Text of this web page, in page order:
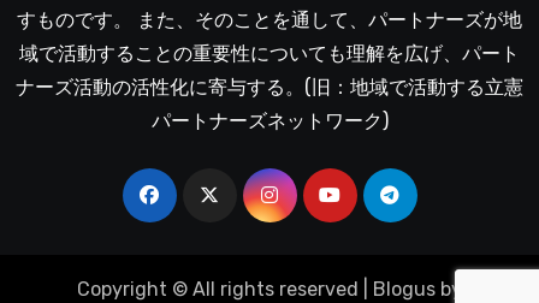
すものです。 また、そのことを通して、パートナーズが地
域で活動することの重要性についても理解を広げ、パート
ナーズ活動の活性化に寄与する。(旧：地域で活動する立憲
パートナーズネットワーク)
Copyright © All rights reserved Blogus by